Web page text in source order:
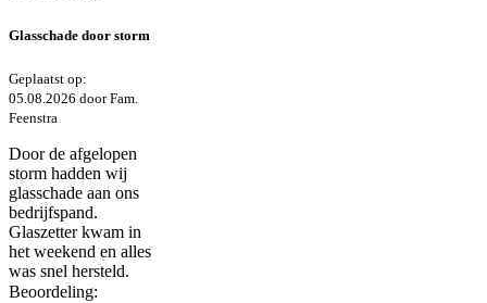
Glasschade door storm
Geplaatst op:
05.08.2026 door Fam.
Feenstra
Door de afgelopen
storm hadden wij
glasschade aan ons
bedrijfspand.
Glaszetter kwam in
het weekend en alles
was snel hersteld.
Beoordeling: